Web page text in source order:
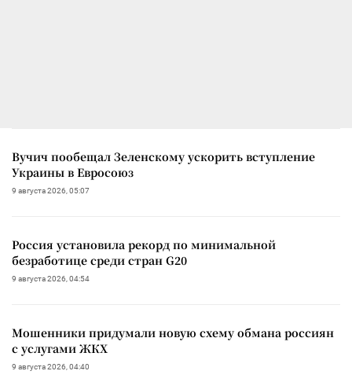
Вучич пообещал Зеленскому ускорить вступление
Украины в Евросоюз
9 августа 2026, 05:07
Россия установила рекорд по минимальной
безработице среди стран G20
9 августа 2026, 04:54
Мошенники придумали новую схему обмана россиян
с услугами ЖКХ
9 августа 2026, 04:40